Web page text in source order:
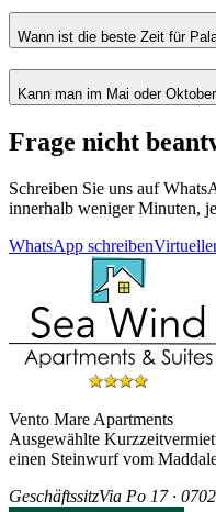
Wann ist die beste Zeit für
Kann man im Mai oder
Frage nicht
Schreiben Sie uns auf
innerhalb weniger Minuten,
WhatsApp schreiben
Vento Mare Apartments
Ausgewählte
einen Steinwurf vom
GeschäftssitzVia Po 17 ·